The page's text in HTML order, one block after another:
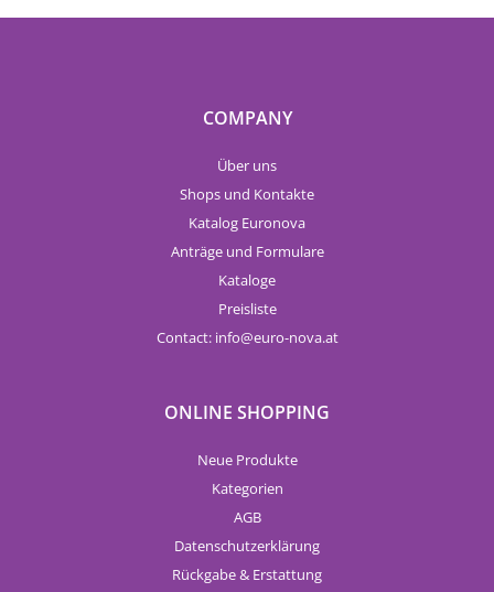
COMPANY
Über uns
Shops und Kontakte
Katalog Euronova
Anträge und Formulare
Kataloge
Preisliste
Contact: info euro-nova.at
ONLINE SHOPPING
Neue Produkte
Kategorien
AGB
Datenschutzerklärung
Rückgabe & Erstattung